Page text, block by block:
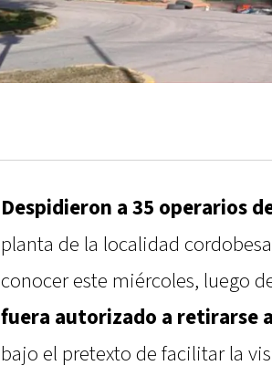
Despidieron a 35 operarios
planta de la localidad
conocer este miércoles, luego
fuera autorizado a retirarse
bajo el pretexto de facilitar la